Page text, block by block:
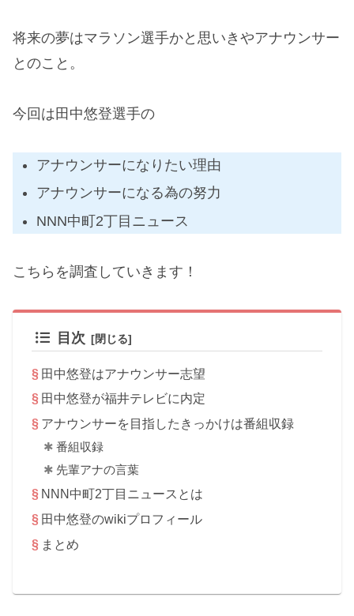
将来の夢はマラソン選手かと思いきやアナウンサー
とのこと。
今回は田中悠登選手の
アナウンサーになりたい理由
アナウンサーになる為の努力
NNN中町2丁目ニュース
こちらを調査していきます！
目次
田中悠登はアナウンサー志望
田中悠登が福井テレビに内定
アナウンサーを目指したきっかけは番組収録
番組収録
先輩アナの言葉
NNN中町2丁目ニュースとは
田中悠登のwikiプロフィール
まとめ